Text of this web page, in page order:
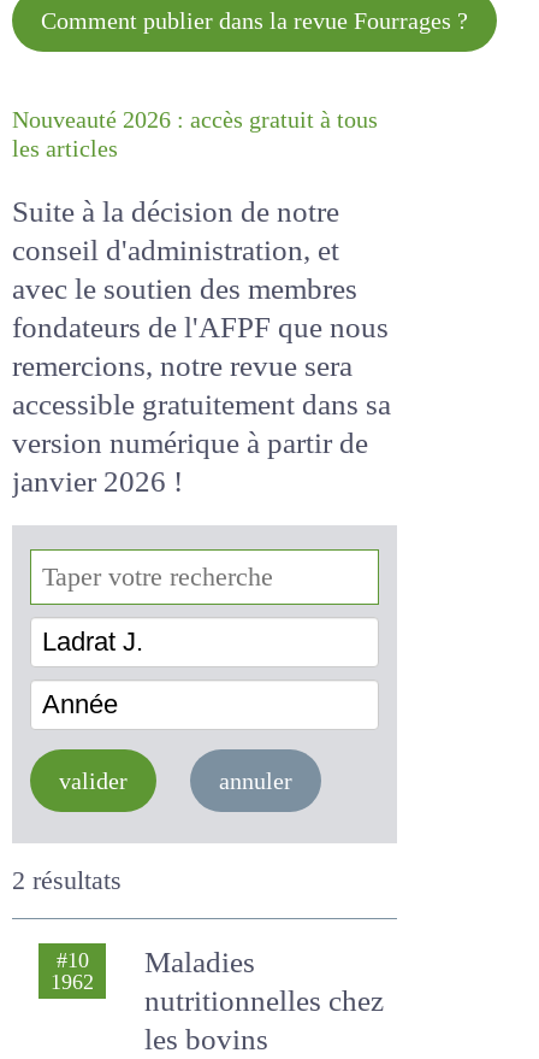
Comment publier dans la revue
Nouveauté 2026 : accès gratuit à
Suite à la décision de notre
conseil d'administration, et
avec le soutien des membres
fondateurs de l'AFPF que nous
remercions, notre revue sera
accessiblegratuitementdans
sa version numérique
de janvier 2026 !
Ladrat J.
valider annuler
2 résultats
#10
Maladies
nutritionnelles